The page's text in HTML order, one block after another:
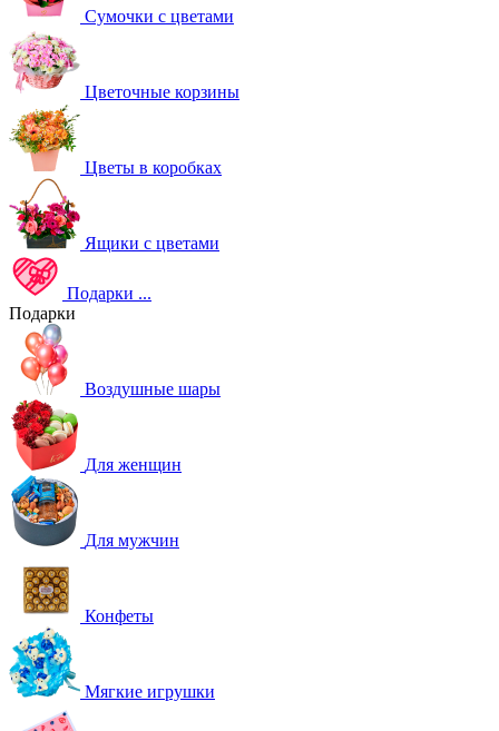
Сумочки с цветами
Цветочные корзины
Цветы в коробках
Ящики с цветами
Подарки ...
Подарки
Воздушные шары
Для женщин
Для мужчин
Конфеты
Мягкие игрушки